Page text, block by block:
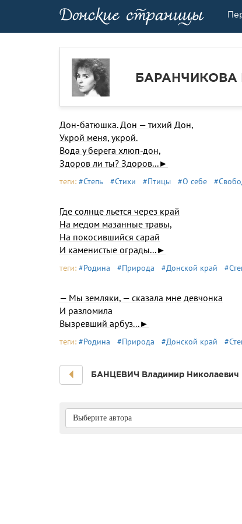
БАРАНЧИКОВА
Дон-батюшка. Дон — тихий Дон,
Укрой меня, укрой.
Вода у берега хлюп-дон,
Здоров ли ты? Здоров...►
теги: #Степь #Стихи #Птицы #О себе
Где солнце льется через край
На медом мазанные травы,
На покосившийся сарай
И каменистые ограды...►
теги: #Родина #Природа #Донской край
— Мы земляки, — сказала мне девчонка
И разломила
Вызревший арбуз...►
теги: #Родина #Природа #Донской край
БАНЦЕВИЧ Владимир Николаевич
Выберите автора